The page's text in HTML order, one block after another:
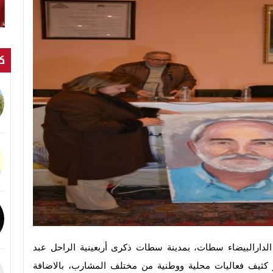
سطات، بمدينة سطات ذكرى أربعينية الراحل عبد
21 دجنبر الحالي بحضور كثيف فعاليات محلية ووطنية من مختلف المشارب، بالاضافة